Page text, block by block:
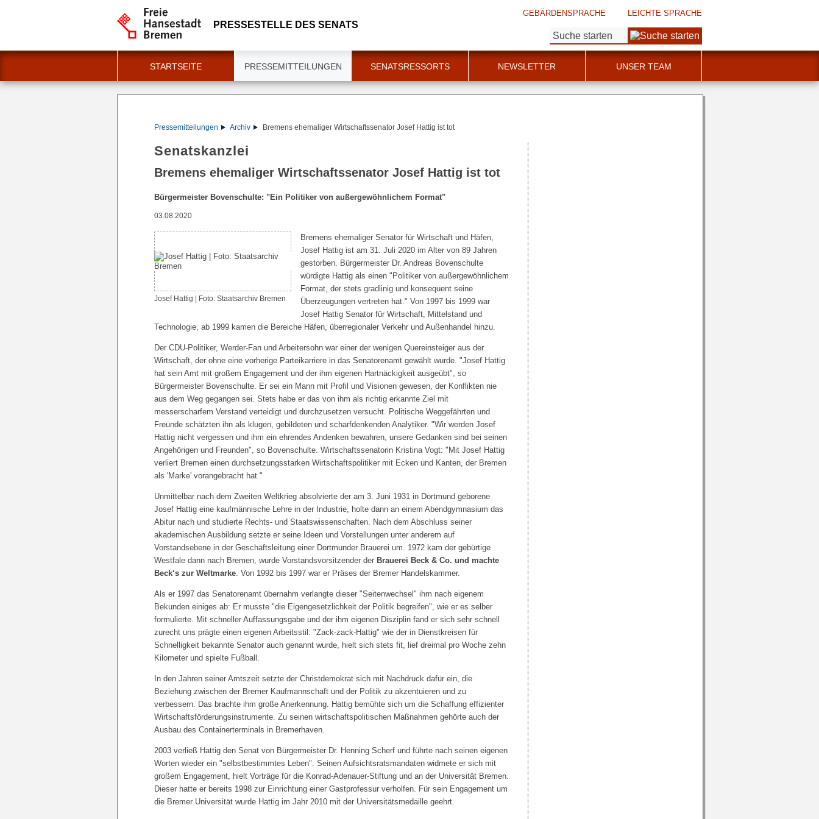
PRESSESTELLE DES SENATS
GEBÄRDENSPRACHE LEICHTE SPRACHE
Suche:
STARTSEITE PRESSEMITTEILUNGEN SENATSRESSORTS NEWSLETTER UNSER TEAM
Pressemitteilungen Archiv Bremens ehemaliger Wirtschaftssenator Josef Hattig ist tot
Senatskanzlei
Bremens ehemaliger Wirtschaftssenator Josef Hattig ist tot
Bürgermeister Bovenschulte: "Ein Politiker von außergewöhnlichem Format"
03.08.2020
Josef Hattig | Foto: Staatsarchiv Bremen
Bremens ehemaliger Senator für Wirtschaft und Häfen,
Josef Hattig ist am 31. Juli 2020 im Alter von 89 Jahren
gestorben. Bürgermeister Dr. Andreas Bovenschulte
würdigte Hattig als einen "Politiker von außergewöhnlichem
Format, der stets gradlinig und konsequent seine
Überzeugungen vertreten hat." Von 1997 bis 1999 war
Josef Hattig Senator für Wirtschaft, Mittelstand und
Technologie, ab 1999 kamen die Bereiche Häfen, überregionaler Verkehr und Außenhandel hinzu.
Der CDU-Politiker, Werder-Fan und Arbeitersohn war einer der wenigen Quereinsteiger aus der
Wirtschaft, der ohne eine vorherige Parteikarriere in das Senatorenamt gewählt wurde. "Josef Hattig
hat sein Amt mit großem Engagement und der ihm eigenen Hartnäckigkeit ausgeübt", so
Bürgermeister Bovenschulte. Er sei ein Mann mit Profil und Visionen gewesen, der Konflikten nie
aus dem Weg gegangen sei. Stets habe er das von ihm als richtig erkannte Ziel mit
messerscharfem Verstand verteidigt und durchzusetzen versucht. Politische Weggefährten und
Freunde schätzten ihn als klugen, gebildeten und scharfdenkenden Analytiker. "Wir werden Josef
Hattig nicht vergessen und ihm ein ehrendes Andenken bewahren, unsere Gedanken sind bei seinen
Angehörigen und Freunden", so Bovenschulte. Wirtschaftssenatorin Kristina Vogt: "Mit Josef Hattig
verliert Bremen einen durchsetzungsstarken Wirtschaftspolitiker mit Ecken und Kanten, der Bremen
als 'Marke' vorangebracht hat."
Unmittelbar nach dem Zweiten Weltkrieg absolvierte der am 3. Juni 1931 in Dortmund geborene
Josef Hattig eine kaufmännische Lehre in der Industrie, holte dann an einem Abendgymnasium das
Abitur nach und studierte Rechts- und Staatswissenschaften. Nach dem Abschluss seiner
akademischen Ausbildung setzte er seine Ideen und Vorstellungen unter anderem auf
Vorstandsebene in der Geschäftsleitung einer Dortmunder Brauerei um. 1972 kam der gebürtige
Westfale dann nach Bremen, wurde Vorstandsvorsitzender der Brauerei Beck & Co. und machte
Beck‘s zur Weltmarke. Von 1992 bis 1997 war er Präses der Bremer Handelskammer.
Als er 1997 das Senatorenamt übernahm verlangte dieser "Seitenwechsel" ihm nach eigenem
Bekunden einiges ab: Er musste "die Eigengesetzlichkeit der Politik begreifen", wie er es selber
formulierte. Mit schneller Auffassungsgabe und der ihm eigenen Disziplin fand er sich sehr schnell
zurecht uns prägte einen eigenen Arbeitsstil: "Zack-zack-Hattig" wie der in Dienstkreisen für
Schnelligkeit bekannte Senator auch genannt wurde, hielt sich stets fit, lief dreimal pro Woche zehn
Kilometer und spielte Fußball.
In den Jahren seiner Amtszeit setzte der Christdemokrat sich mit Nachdruck dafür ein, die
Beziehung zwischen der Bremer Kaufmannschaft und der Politik zu akzentuieren und zu
verbessern. Das brachte ihm große Anerkennung. Hattig bemühte sich um die Schaffung effizienter
Wirtschaftsförderungsinstrumente. Zu seinen wirtschaftspolitischen Maßnahmen gehörte auch der
Ausbau des Containerterminals in Bremerhaven.
2003 verließ Hattig den Senat von Bürgermeister Dr. Henning Scherf und führte nach seinen eigenen
Worten wieder ein "selbstbestimmtes Leben". Seinen Aufsichtsratsmandaten widmete er sich mit
großem Engagement, hielt Vorträge für die Konrad-Adenauer-Stiftung und an der Universität Bremen.
Dieser hatte er bereits 1998 zur Einrichtung einer Gastprofessur verholfen. Für sein Engagement um
die Bremer Universität wurde Hattig im Jahr 2010 mit der Universitätsmedaille geehrt.